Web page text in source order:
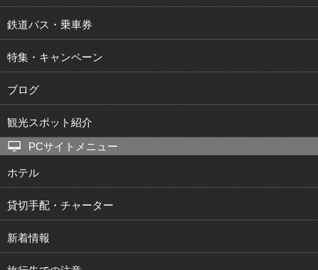
鉄道パス・乗車券
特集・キャンペーン
ブログ
観光スポット紹介
PCサイトメニュー
ホテル
貸切手配・チャーター
新着情報